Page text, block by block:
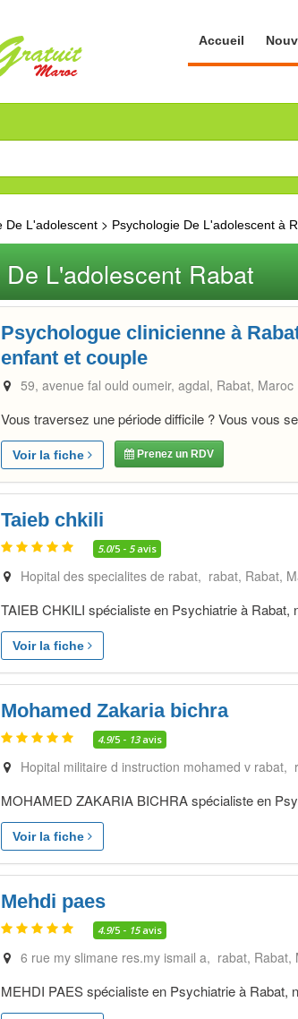
Accueil
De L'adolescent > Psychologie De L'adolescent à
L'adolescent Rabat
Psychologue clinicienne à
enfant et couple
59, avenue fal ould oumeir, agdal Rabat Maroc
Vous traversez une période difficile ? Vous vous
Voir la fiche Prenez un RDV
Taieb chkili
5.0/5 - 5avis
Hopital des specialites de rabat, rabat Rabat
TAIEB CHKILI spécialiste en Psychiatrie à Rabat,
Voir la fiche
Mohamed Zakaria bichra
4.9/5 - 13avis
Hopital militaire d instruction mohamed v rabat,
MOHAMED ZAKARIA BICHRA spécialiste en
Voir la fiche
Mehdi paes
4.9/5 - 15avis
6 rue my slimane res.my ismail a, rabat Rabat
MEHDI PAES spécialiste en Psychiatrie à Rabat,